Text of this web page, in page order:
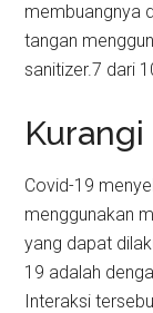
membuangnya
tangan
sanitizer.7 dari
Covid-19
menggunakan
yang dapat
19 adalah
Interaksi